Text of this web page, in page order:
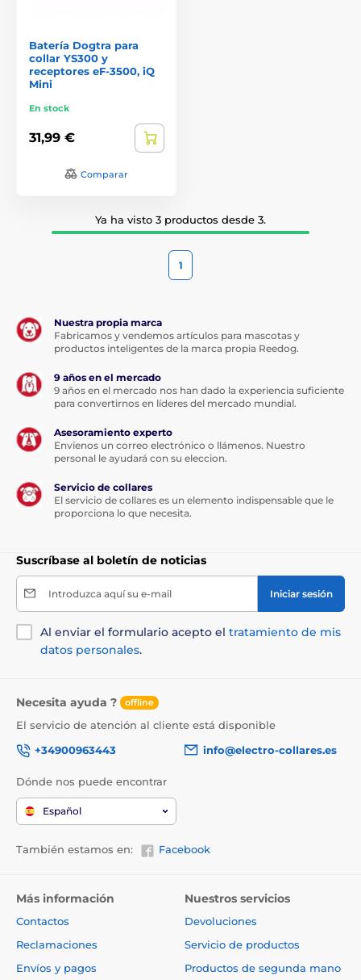
Batería Dogtra para
collar YS300 y
receptores eF-3500, iQ
Mini
En stock
31,99 €
Comparar
Ya ha visto 3 productos desde 3.
1
Nuestra propia marca
Fabricamos y vendemos artículos para mascotas y
productos inteligentes de la marca propia Reedog.
9 años en el mercado
9 años en el mercado nos han dado la experiencia suficiente
para convertirnos en líderes del mercado mundial.
Asesoramiento experto
Envíenos un correo electrónico o llámenos. Nuestro
personal le ayudará con su eleccion.
Servicio de collares
El servicio de collares es un elemento indispensable que le
proporciona lo que necesita.
Suscríbase al boletín de noticias
Introduzca aquí su e-mail Iniciar sesión
Al enviar el formulario acepto el tratamiento de mis
datos personales.
Necesita ayuda ? offline
El servicio de atención al cliente está disponible
+34900963443
info@electro-collares.es
Dónde nos puede encontrar
Español
También estamos en: Facebook
Más información
Contactos
Reclamaciones
Envíos y pagos
Nuestros servicios
Devoluciones
Servicio de productos
Productos de segunda mano